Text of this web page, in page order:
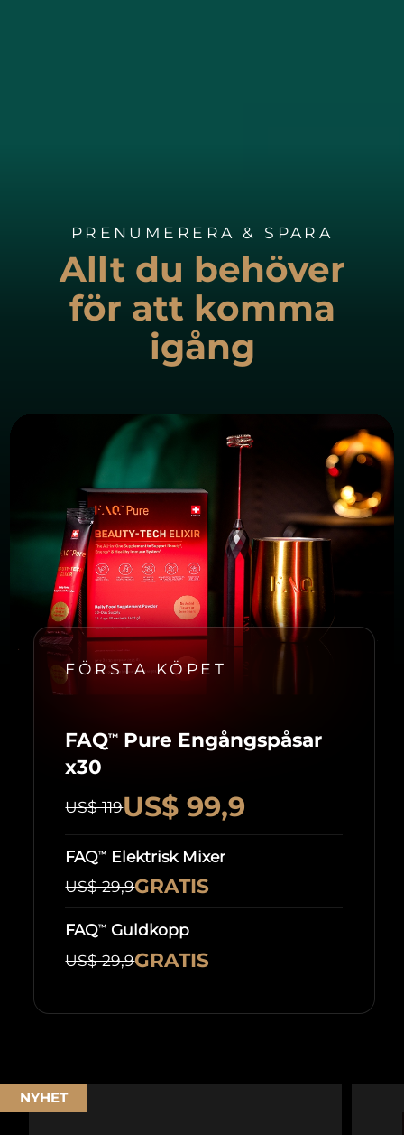
PRENUMERERA & SPARA
Allt du behöver
för att komma
igång
FÖRSTA KÖPET
FAQ™ Pure Engångspåsar
x30
US$ 119US$ 99,9
FAQ™
Elektrisk Mixer
US$ 29,9GRATIS
FAQ™ Guldkopp
US$ 29,9GRATIS
NYHET